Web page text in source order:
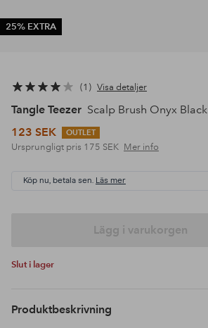
25% EXTRA
1 Visa detaljer
Tangle Teezer Scalp Brush Onyx Black
123 SEK
OUTLET
Ursprungligt pris 175 SEK Mer info
Köp nu, betala sen. Läs mer
Lägg i varukorgen
Slut i lager
Produktbeskrivning